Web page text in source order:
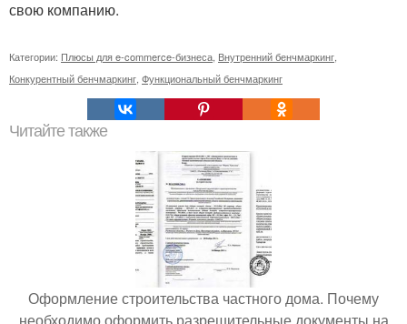
свою компанию.
Категории: Плюсы для e-commerce-бизнеса, Внутренний бенчмаркинг,
Конкурентный бенчмаркинг, Функциональный бенчмаркинг
Читайте также
Оформление строительства частного дома. Почему